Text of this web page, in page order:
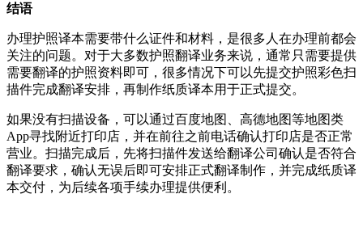
结语
办理护照译本需要带什么证件和材料，是很多人在办理前都会
关注的问题。对于大多数护照翻译业务来说，通常只需要提供
需要翻译的护照资料即可，很多情况下可以先提交护照彩色扫
描件完成翻译安排，再制作纸质译本用于正式提交。
如果没有扫描设备，可以通过百度地图、高德地图等地图类
App寻找附近打印店，并在前往之前电话确认打印店是否正常
营业。扫描完成后，先将扫描件发送给翻译公司确认是否符合
翻译要求，确认无误后即可安排正式翻译制作，并完成纸质译
本交付，为后续各项手续办理提供便利。